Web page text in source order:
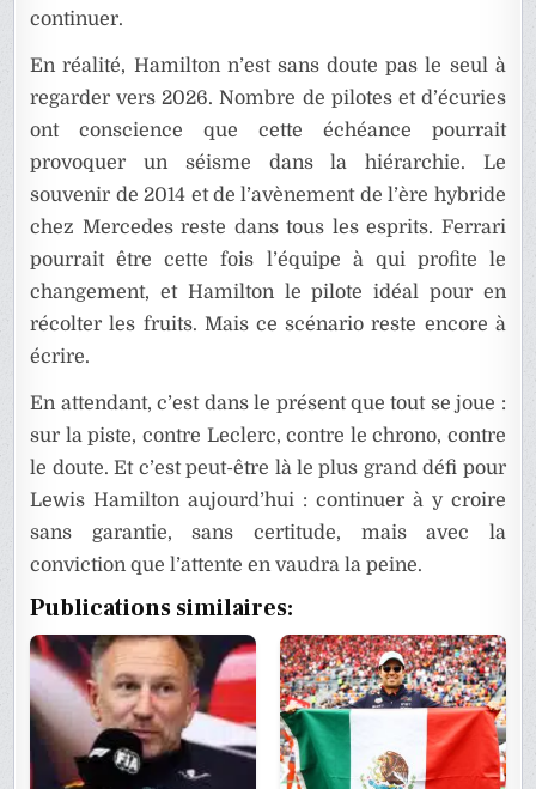
continuer.
En réalité, Hamilton n’est sans doute pas le seul à
regarder vers 2026. Nombre de pilotes et d’écuries
ont conscience que cette échéance pourrait
provoquer un séisme dans la hiérarchie. Le
souvenir de 2014 et de l’avènement de l’ère hybride
chez Mercedes reste dans tous les esprits. Ferrari
pourrait être cette fois l’équipe à qui profite le
changement, et Hamilton le pilote idéal pour en
récolter les fruits. Mais ce scénario reste encore à
écrire.
En attendant, c’est dans le présent que tout se joue :
sur la piste, contre Leclerc, contre le chrono, contre
le doute. Et c’est peut-être là le plus grand défi pour
Lewis Hamilton aujourd’hui : continuer à y croire
sans garantie, sans certitude, mais avec la
conviction que l’attente en vaudra la peine.
Publications similaires: